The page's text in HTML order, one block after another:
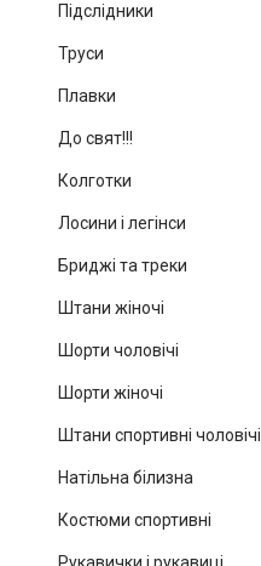
Підслідники
Труси
Плавки
До свят!!!
Колготки
Лосини і легінси
Бриджі та треки
Штани жіночі
Шорти чоловічі
Шорти жіночі
Штани спортивні чоловічі
Натільна білизна
Костюми спортивні